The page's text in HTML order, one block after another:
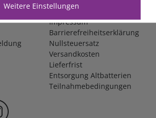
Datenschutz
Impressum
Barrierefreiheitserklärung
Nullsteuersatz
Versandkosten
Lieferfrist
Entsorgung Altbatterien
Teilnahmebedingungen
Weitere Einstellungen